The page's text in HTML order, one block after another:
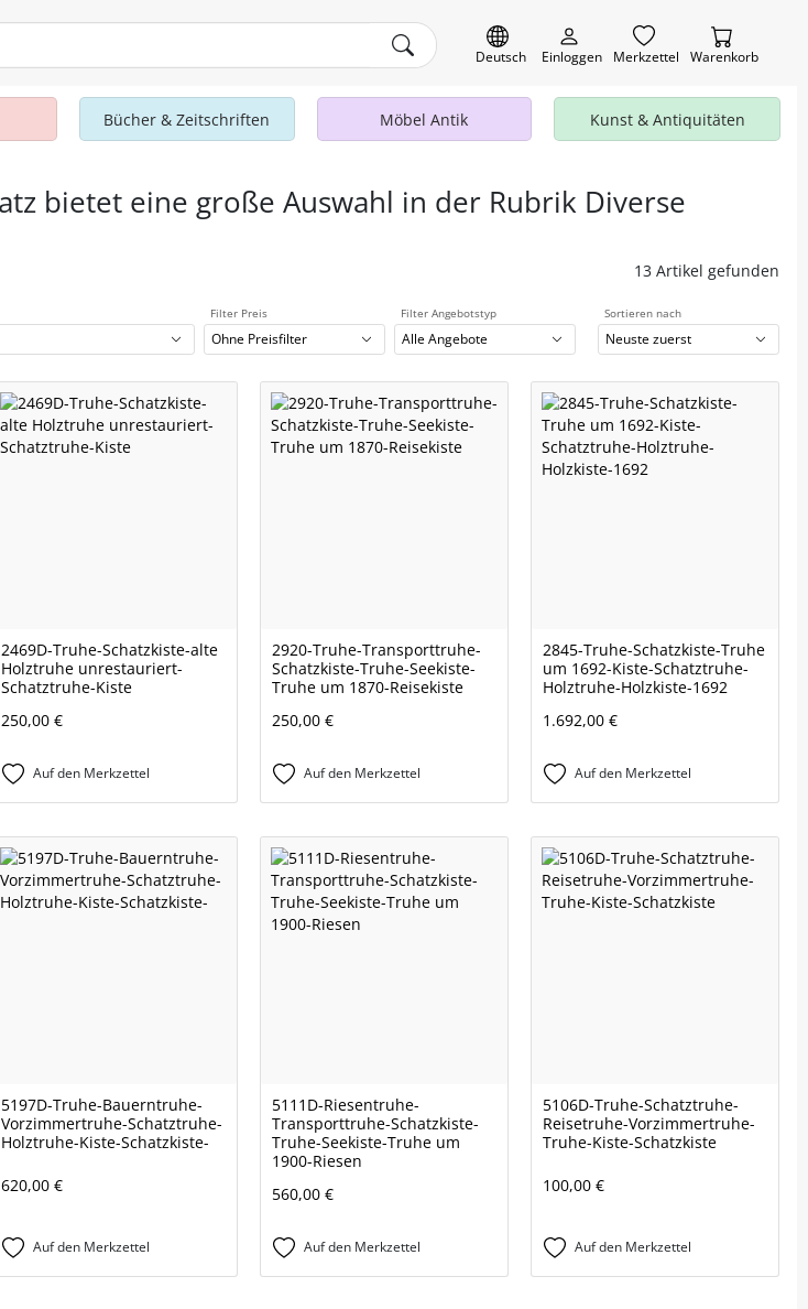
Deutsch Einloggen Merkzettel Warenkorb
Bücher & Zeitschriften Möbel Antik Kunst & Antiquitäten
bietet eine große Auswahl in der Rubrik Diverse
13 Artikel gefunden
Filter Preis
Ohne Preisfilter
Filter Angebotstyp
Alle Angebote
Sortieren nach
Neuste zuerst
2469D-Truhe-Schatzkiste-alte
Holztruhe unrestauriert-
Schatztruhe-Kiste
250,00 €
Auf den Merkzettel
2920-Truhe-Transporttruhe-
Schatzkiste-Truhe-Seekiste-
Truhe um 1870-Reisekiste
250,00 €
Auf den Merkzettel
2845-Truhe-Schatzkiste-Truhe
um 1692-Kiste-Schatztruhe-
Holztruhe-Holzkiste-1692
1.692,00 €
Auf den Merkzettel
5197D-Truhe-Bauerntruhe-
Vorzimmertruhe-Schatztruhe-
Holztruhe-Kiste-Schatzkiste-
620,00 €
Auf den Merkzettel
5111D-Riesentruhe-
Transporttruhe-Schatzkiste-
Truhe-Seekiste-Truhe um
1900-Riesen
560,00 €
Auf den Merkzettel
5106D-Truhe-Schatztruhe-
Reisetruhe-Vorzimmertruhe-
Truhe-Kiste-Schatzkiste
100,00 €
Auf den Merkzettel